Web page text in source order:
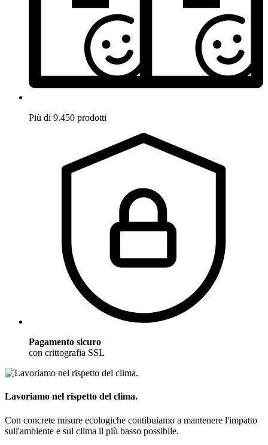
Più di 9.450 prodotti
Pagamento sicuro
con crittografia SSL
Lavoriamo nel rispetto del clima.
Con concrete misure ecologiche contibuiamo a mantenere l'impatto
sull'ambiente e sul clima il più basso possibile.